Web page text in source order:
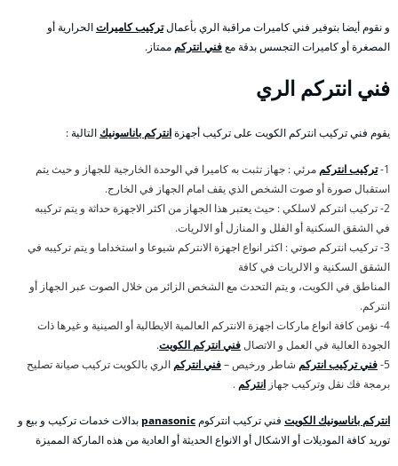
و نقوم أيضا بتوفير فني كاميرات مراقبة الري بأعمالتركيب كاميراتالحرارية أو
المصغرة أو كاميرات التجسس بدقة معفني انتركم ممتاز.
فني انتركم الري
يقوم فني تركيب انتركم الكويت على تركيب أجهزةانتركم باناسونيك التالية :
1- تركيب انتركم مرئي : جهاز تثبت به كاميرا في الوحدة الخارجية للجهاز و حيث يتم
استقبال صورة أو صوت الشخص الذي يقف امام الجهاز في الخارج.
2- تركيب انتركم لاسلكي : حيث يعتبر هذا الجهاز من اكثر الاجهزة حداثة و يتم تركيبه
في الشقق السكنية أو الفلل و المنازل أو الالريات.
3- تركيب انتركم صوتي : اكثر انواع اجهزة الانتركم شيوعا و استخداما و يتم تركيبه في
الشقق السكنية و الالريات في كافة
المناطق في الكويت، و يتم التحدث مع الشخص الزائر من خلال الصوت عبر الجهاز أو
انتركم.
4- نؤمن كافة انواع ماركات اجهزة الانتركم العالمية الايطالية أو الصينية و غيرها ذات
الجودة العالية في العمل و الاتصالفني انتركم الكويت.
5- فني تركيب انتركم شاطر ورخيص –فني انتركم الري بالكويت تركيب صيانة تصليح
برمجة فك نقل وتركيب جهاز انتركم .
انتركم باناسونيك الكويت فني تركيب انتركوم panasonic بدالات خدمات تركيب و بيع و
توريد كافة الموديلات أو الاشكال أو الانواع الحديثة أو العادية من هذه الماركة المميزة